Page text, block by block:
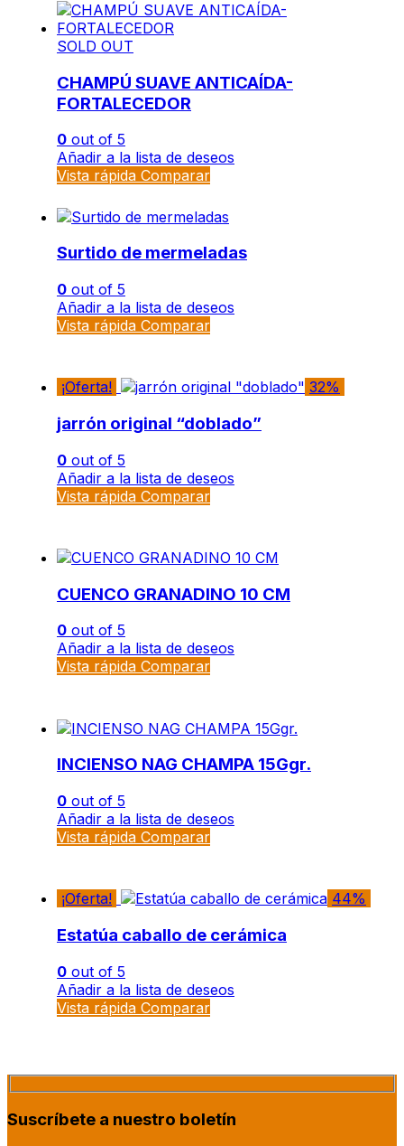
SOLD OUT
CHAMPÚ SUAVE ANTICAÍDA-
FORTALECEDOR
0 out of 5
Añadir a la lista de deseos
Vista rápida Comparar
Surtido de mermeladas
0 out of 5
Añadir a la lista de deseos
Vista rápida Comparar
¡Oferta! 32%
jarrón original “doblado”
0 out of 5
Añadir a la lista de deseos
Vista rápida Comparar
CUENCO GRANADINO 10 CM
0 out of 5
Añadir a la lista de deseos
Vista rápida Comparar
INCIENSO NAG CHAMPA 15Ggr.
0 out of 5
Añadir a la lista de deseos
Vista rápida Comparar
¡Oferta! 44%
Estatúa caballo de cerámica
0 out of 5
Añadir a la lista de deseos
Vista rápida Comparar
Suscríbete a nuestro boletín